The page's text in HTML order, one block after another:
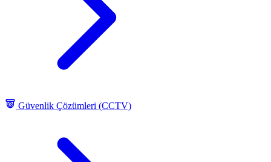
Güvenlik Çözümleri (CCTV)